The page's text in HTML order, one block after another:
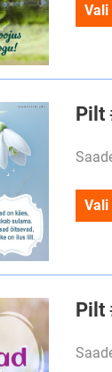
Vali
Pilt
Vali
Pilt